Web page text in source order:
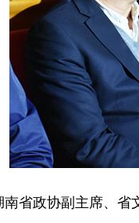
南省政协副主席、省